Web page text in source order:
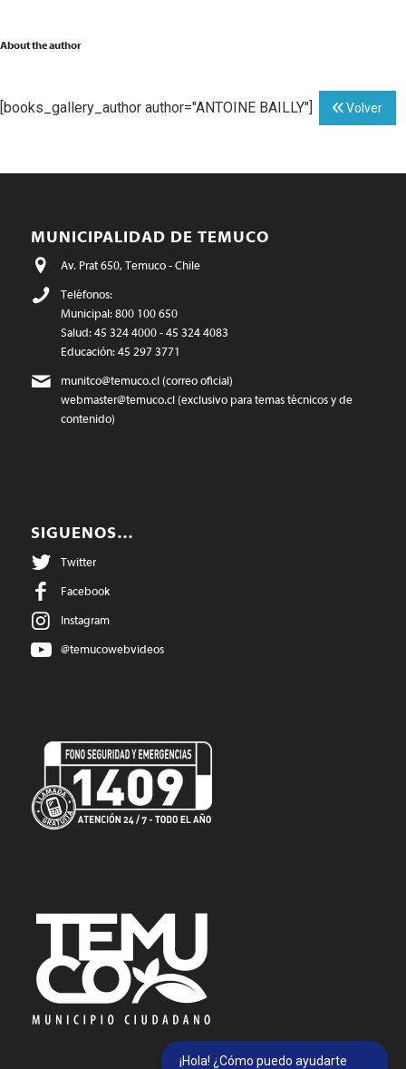
About the author
[books_gallery_author author="ANTOINE BAILLY"] Volver
MUNICIPALIDAD DE TEMUCO
Av. Prat 650, Temuco - Chile
Teléfonos:
Municipal: 800 100 650
Salud: 45 324 4000 - 45 324 4083
Educación: 45 297 3771
munitco@temuco.cl(correo oficial)
webmaster@temuco.cl(exclusivo para temas técnicos y de
contenido)
SIGUENOS…
Twitter
Facebook
Instagram
@temucowebvideos
¡Hola! ¿Cómo puedo ayudarte